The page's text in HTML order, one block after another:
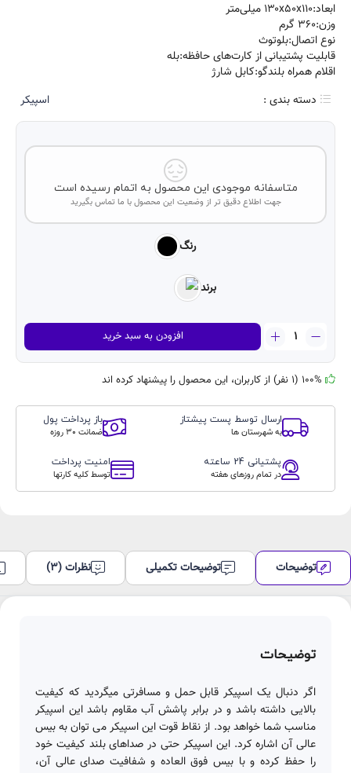
ابعاد:۱۳۰x۵۰x۱۱۰ میلی‌متر
وزن:۳۶۰ گرم
نوع اتصال:بلوتوث
قابلیت پشتیبانی از کارت‌های حافظه:بله
اقلام همراه بلندگو:کابل شارژ
دسته بندی :
اسپیکر
متاسفانه موجودی این محصول به اتمام رسیده است
جهت اطلاع دقیق تر از وضعیت این محصول با ما تماس بگیرید
رنگ
برند
Haino
teko
S28
افزودن به سبد خرید
ارسال توسط پست پیشتاز
به شهرستان ها
باز پرداخت پول
ضمانت 30 روزه
پشتیانی 24 ساعته
در تمام روزهای هفته
امنیت پرداخت
توسط کلیه کارتها
توضیحات توضیحات تکمیلی نظرات (3)
توضیحات
اگر دنبال یک اسپیکر قابل حمل و مسافرتی میگردید که کیفیت
بالایی داشته باشد و در برابر پاشش آب مقاوم باشد این اسپیکر
مناسب شما خواهد بود. از نقاط قوت این اسپیکر می توان به بیس
عالی آن اشاره کرد. این اسپیکر حتی در صداهای بلند کیفیت خود
را حفظ کرده و با بیس فوق العاده و شفافیت صدای عالی آن،